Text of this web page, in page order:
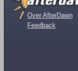
Over AfterDawn
Feedback